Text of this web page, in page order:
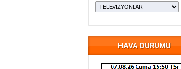
HAVA DURUMU